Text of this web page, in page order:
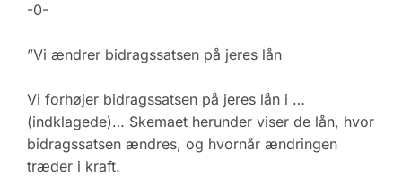
-0-
”Vi ændrer bidragssatsen på jeres lån
Vi forhøjer bidragssatsen på jeres lån i …
(indklagede)… Skemaet herunder viser de lån, hvor
bidragssatsen ændres, og hvornår ændringen
træder i kraft.